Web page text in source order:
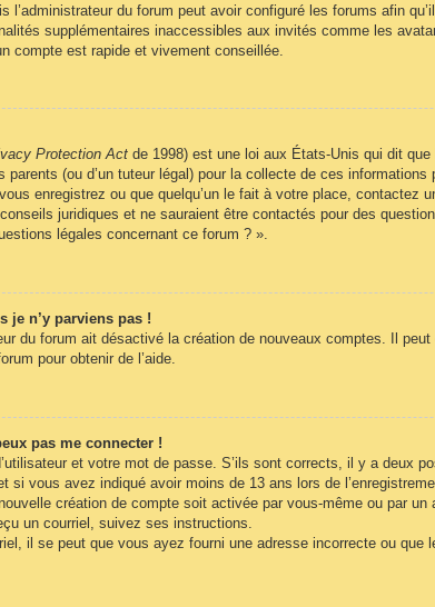
l’administrateur du forum peut avoir configuré les forums afin
supplémentaires inaccessibles aux invités comme les
compte est rapide et vivement conseillée.
Protection Act de 1998) est une loi aux États-Unis qui dit
(ou d’un tuteur légal) pour la collecte de ces
enregistrez ou que quelqu’un le fait à votre place,
juridiques et ne sauraient être contactés pour des
légales concernant ce forum ? ».
je n’y parviens pas !
du forum ait désactivé la création de nouveaux comptes. Il
pour obtenir de l’aide.
pas me connecter !
et votre mot de passe. S’ils sont corrects, il y a deux
si vous avez indiqué avoir moins de 13 ans lors de
création de compte soit activée par vous-même ou par
un courriel, suivez ses instructions.
il se peut que vous ayez fourni une adresse incorrecte ou